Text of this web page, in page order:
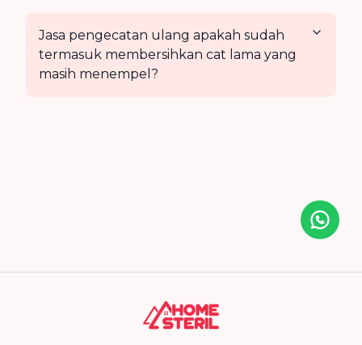
Jasa pengecatan ulang apakah sudah
termasuk membersihkan cat lama yang
masih menempel?
Icon